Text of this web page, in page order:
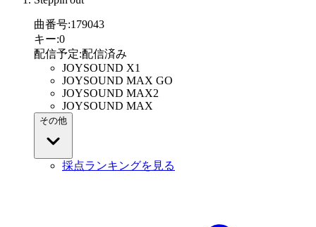
曲番号:179043
キー:0
配信予定:配信済み
JOYSOUND X1
JOYSOUND MAX GO
JOYSOUND MAX2
JOYSOUND MAX
その他
採点ランキングを見る